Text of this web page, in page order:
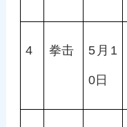
4 拳击 5月1
0日